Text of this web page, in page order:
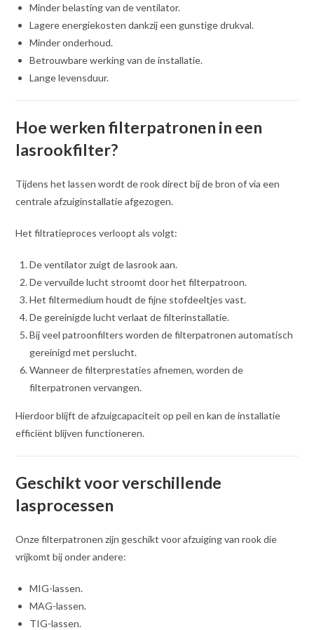
Minder belasting van de ventilator.
Lagere energiekosten dankzij een gunstige drukval.
Minder onderhoud.
Betrouwbare werking van de installatie.
Lange levensduur.
Hoe werken filterpatronen in een
lasrookfilter?
Tijdens het lassen wordt de rook direct bij de bron of via een
centrale afzuiginstallatie afgezogen.
Het filtratieproces verloopt als volgt:
De ventilator zuigt de lasrook aan.
De vervuilde lucht stroomt door het filterpatroon.
Het filtermedium houdt de fijne stofdeeltjes vast.
De gereinigde lucht verlaat de filterinstallatie.
Bij veel patroonfilters worden de filterpatronen automatisch
gereinigd met perslucht.
Wanneer de filterprestaties afnemen, worden de
filterpatronen vervangen.
Hierdoor blijft de afzuigcapaciteit op peil en kan de installatie
efficiënt blijven functioneren.
Geschikt voor verschillende
lasprocessen
Onze filterpatronen zijn geschikt voor afzuiging van rook die
vrijkomt bij onder andere:
MIG-lassen.
MAG-lassen.
TIG-lassen.